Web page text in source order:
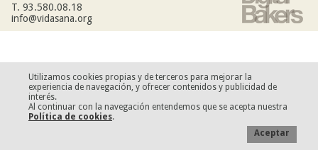
Utilizamos cookies propias y de terceros para mejorar la
experiencia de navegación, y ofrecer contenidos y publicidad de
interés.
Al continuar con la navegación entendemos que se acepta nuestra
Política de cookies.
Aceptar
T. 93.580.08.18
info@vidasana.org